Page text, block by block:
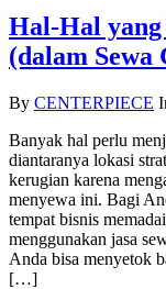
Hal-Hal yang
(dalam Sewa
By CENTERPIECE
Banyak hal perlu
diantaranya lokasi
kerugian karena
menyewa ini. Bagi
tempat bisnis
menggunakan jasa
Anda bisa menyetok
[…]